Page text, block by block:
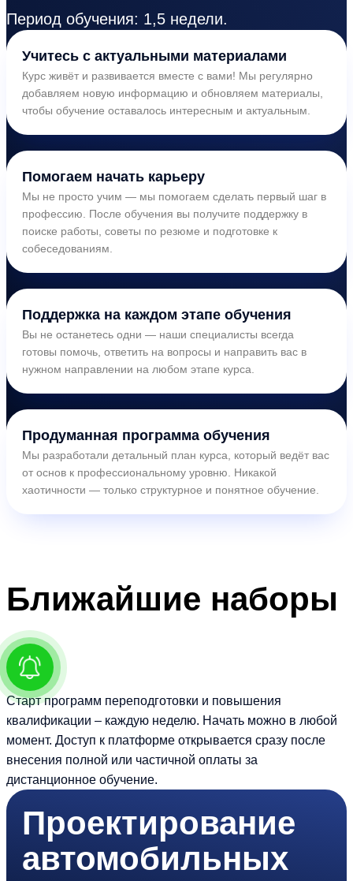
Период обучения: 1,5 недели.
Учитесь с актуальными материалами
Курс живёт и развивается вместе с вами! Мы регулярно
добавляем новую информацию и обновляем материалы,
чтобы обучение оставалось интересным и актуальным.
Помогаем начать карьеру
Мы не просто учим — мы помогаем сделать первый шаг в
профессию. После обучения вы получите поддержку в
поиске работы, советы по резюме и подготовке к
собеседованиям.
Поддержка на каждом этапе обучения
Вы не останетесь одни — наши специалисты всегда
готовы помочь, ответить на вопросы и направить вас в
нужном направлении на любом этапе курса.
Продуманная программа обучения
Мы разработали детальный план курса, который ведёт вас
от основ к профессиональному уровню. Никакой
хаотичности — только структурное и понятное обучение.
Ближайшие наборы
Старт программ переподготовки и повышения
квалификации – каждую неделю. Начать можно в любой
момент. Доступ к платформе открывается сразу после
внесения полной или частичной оплаты за
дистанционное обучение.
Проектирование
автомобильных